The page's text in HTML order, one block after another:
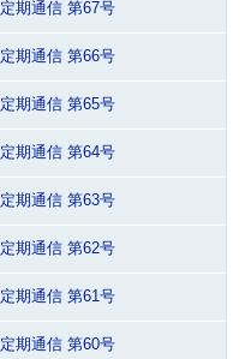
定期通信 第67号
定期通信 第66号
定期通信 第65号
定期通信 第64号
定期通信 第63号
定期通信 第62号
定期通信 第61号
定期通信 第60号